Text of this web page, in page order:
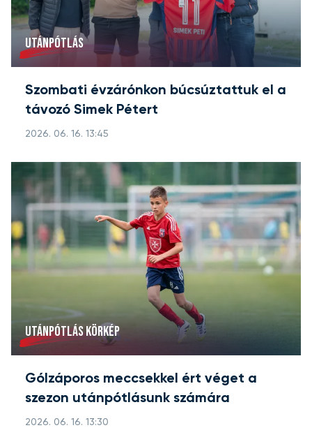
UTÁNPÓTLÁS
Szombati évzárónkon búcsúztattuk el a
távozó Simek Pétert
2026. 06. 16. 13:45
UTÁNPÓTLÁS KÖRKÉP
Gólzáporos meccsekkel ért véget a
szezon utánpótlásunk számára
2026. 06. 16. 13:30